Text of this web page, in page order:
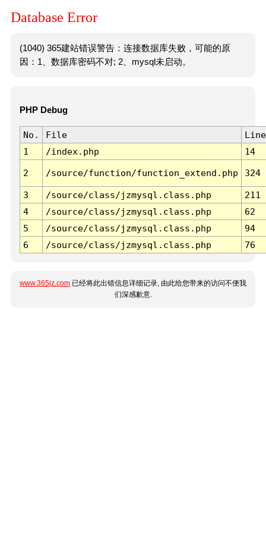
Database Error
(1040) 365建站错误警告：连接数据库失败，可能的原
因：1、数据库密码不对; 2、mysql未启动。
PHP Debug
No. File
Line
1
/index.php 14
2 /source/function/function_extend.php 324
3 /source/class/jzmysql.class.php
211
4
/source/class/jzmysql.class.php
62
5
/source/class/jzmysql.class.php
94
6
/source/class/jzmysql.class.php 76
www.365jz.com 已经将此出错信息详细记录, 由此给您带来的访问不便我
们深感歉意.